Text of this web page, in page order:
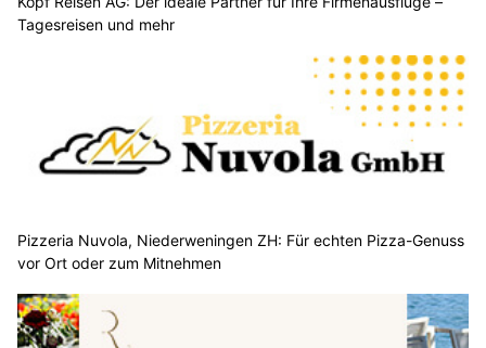
Tagesreisen und mehr
Pizzeria Nuvola, Niederweningen ZH: Für echten Pizza-Genuss
vor Ort oder zum Mitnehmen